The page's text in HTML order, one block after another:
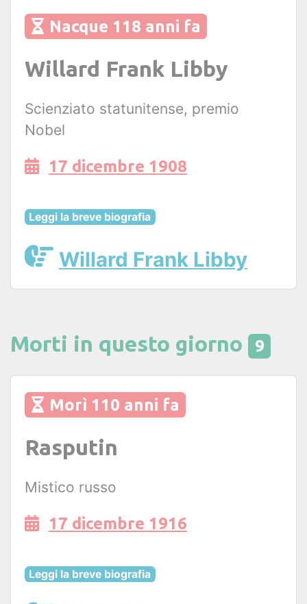
Nacque 118 anni fa
Willard Frank Libby
Scienziato statunitense, premio
Nobel
17 dicembre 1908
Leggi la breve biografia
Willard Frank Libby
Morti in questo giorno 9
Morì 110 anni fa
Rasputin
Mistico russo
17 dicembre 1916
Leggi la breve biografia